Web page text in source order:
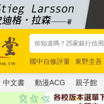
國中自修評量 東野圭吾
唯紅花綻放
奧德賽 路
中文書 動漫ACG 親子館